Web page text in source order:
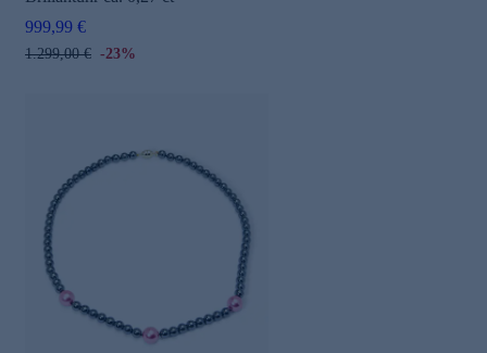
999,99 €
1.299,00 € -23%